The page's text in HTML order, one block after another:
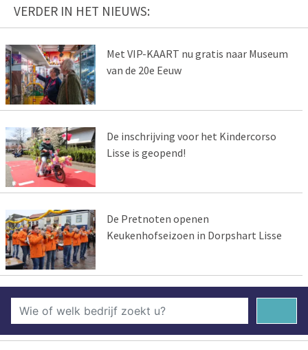
VERDER IN HET NIEUWS:
Met VIP-KAART nu gratis naar Museum
van de 20e Eeuw
De inschrijving voor het Kindercorso
Lisse is geopend!
De Pretnoten openen
Keukenhofseizoen in Dorpshart Lisse